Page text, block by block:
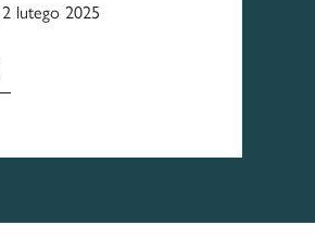
2 lutego 2025